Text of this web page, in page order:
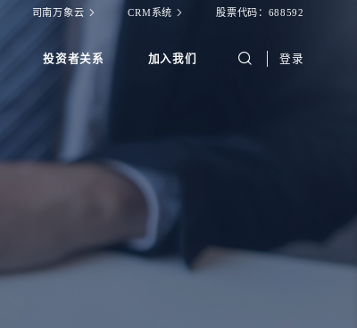
司南万象云 CRM系统 股票代码：688592
投资者关系 加入我们 登录